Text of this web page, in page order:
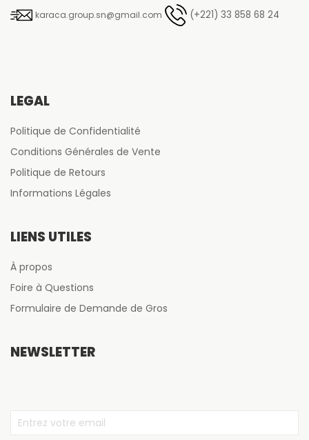
karaca.group.sn@gmail.com (+221) 33 858 68 24
LÉGAL
Politique de Confidentialité
Conditions Générales de Vente
Politique de Retours
Informations Légales
LIENS UTILES
À propos
Foire à Questions
Formulaire de Demande de Gros
NEWSLETTER